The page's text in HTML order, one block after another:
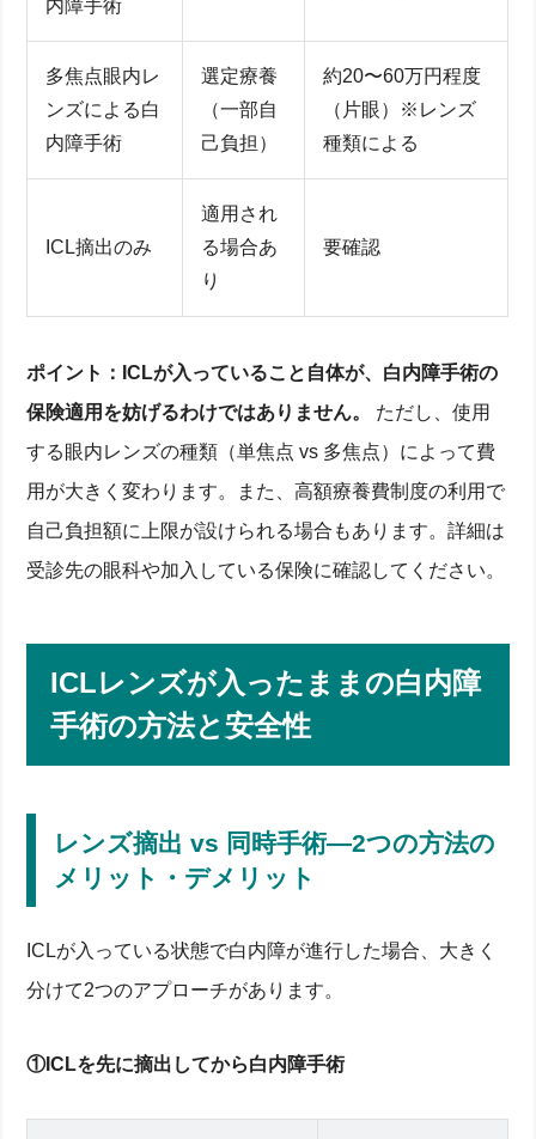
内障手術
多焦点眼内レ
ンズによる白
内障手術
選定療養
（一部自
己負担）
約20〜60万円程度
（片眼）※レンズ
種類による
ICL摘出のみ
適用され
る場合あ
り
要確認
ポイント：ICLが入っていること自体が、白内障手術の
保険適用を妨げるわけではありません。
ただし、使用
する眼内レンズの種類（単焦点 vs 多焦点）によって費
用が大きく変わります。また、高額療養費制度の利用で
自己負担額に上限が設けられる場合もあります。詳細は
受診先の眼科や加入している保険に確認してください。
ICLレンズが入ったままの白内障
手術の方法と安全性
レンズ摘出 vs 同時手術―2つの方法の
メリット・デメリット
ICLが入っている状態で白内障が進行した場合、大きく
分けて2つのアプローチがあります。
①ICLを先に摘出してから白内障手術